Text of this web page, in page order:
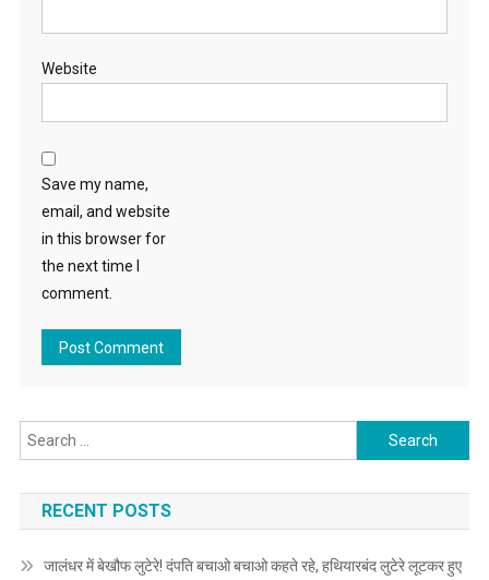
Website
Save my name,
email, and website
in this browser for
the next time I
comment.
Search for:
RECENT POSTS
जालंधर में बेखौफ लुटेरे! दंपति बचाओ बचाओ कहते रहे, हथियारबंद लुटेरे लूटकर हुए